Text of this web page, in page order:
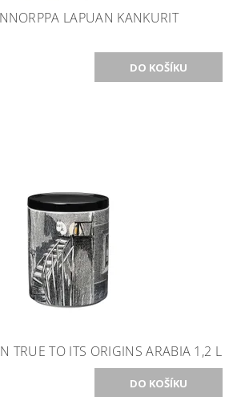
LAPUAN KANKURIT
TRUE TO ITS ORIGINS ARABIA 1,2 L